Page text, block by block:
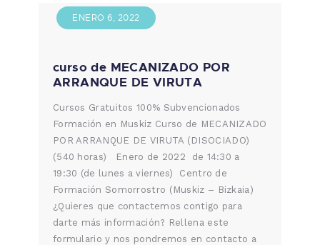
ENERO 6, 2022
curso de MECANIZADO POR
ARRANQUE DE VIRUTA
Cursos Gratuitos 100% Subvencionados
Formación en Muskiz Curso de MECANIZADO
POR ARRANQUE DE VIRUTA (DISOCIADO)
(540 horas) Enero de 2022 de 14:30 a
19:30 (de lunes a viernes) Centro de
Formación Somorrostro (Muskiz – Bizkaia)
¿Quieres que contactemos contigo para
darte más información? Rellena este
formulario y nos pondremos en contacto a